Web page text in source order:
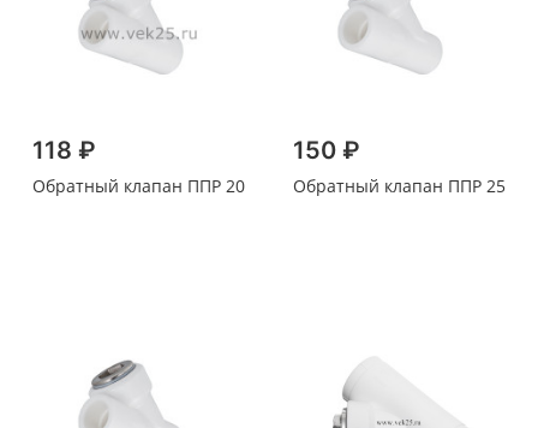
118 ₽
Обратный клапан ППР 20
150 ₽
Обратный клапан ППР 25